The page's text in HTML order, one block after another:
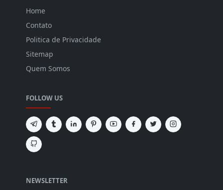
Home
Contato
Politica de Privacidade
Sitemap
Quem Somos
FOLLOW US
NEWSLETTER